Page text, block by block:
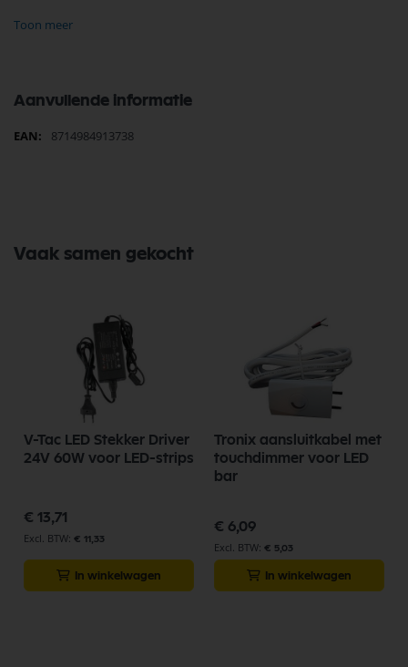
Hoogte: 10 mm
Toon meer
Aanvullende informatie
Meer
8714984913738
Vaak samen gekocht
V-Tac LED Stekker Driver
24V 60W voor LED-strips
€ 13,71
€ 11,33
In winkelwagen
Tronix aansluitkabel met
touchdimmer voor LED
bar
€ 6,09
€ 5,03
In winkelwagen